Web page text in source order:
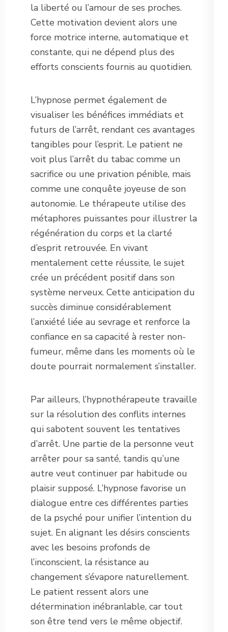
la liberté ou l’amour de ses proches.
Cette motivation devient alors une
force motrice interne, automatique et
constante, qui ne dépend plus des
efforts conscients fournis au quotidien.
L’hypnose permet également de
visualiser les bénéfices immédiats et
futurs de l’arrêt, rendant ces avantages
tangibles pour l’esprit. Le patient ne
voit plus l’arrêt du tabac comme un
sacrifice ou une privation pénible, mais
comme une conquête joyeuse de son
autonomie. Le thérapeute utilise des
métaphores puissantes pour illustrer la
régénération du corps et la clarté
d’esprit retrouvée. En vivant
mentalement cette réussite, le sujet
crée un précédent positif dans son
système nerveux. Cette anticipation du
succès diminue considérablement
l’anxiété liée au sevrage et renforce la
confiance en sa capacité à rester non-
fumeur, même dans les moments où le
doute pourrait normalement s’installer.
Par ailleurs, l’hypnothérapeute travaille
sur la résolution des conflits internes
qui sabotent souvent les tentatives
d’arrêt. Une partie de la personne veut
arrêter pour sa santé, tandis qu’une
autre veut continuer par habitude ou
plaisir supposé. L’hypnose favorise un
dialogue entre ces différentes parties
de la psyché pour unifier l’intention du
sujet. En alignant les désirs conscients
avec les besoins profonds de
l’inconscient, la résistance au
changement s’évapore naturellement.
Le patient ressent alors une
détermination inébranlable, car tout
son être tend vers le même objectif.